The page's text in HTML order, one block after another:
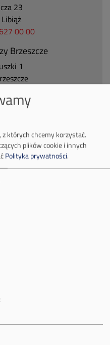
23
00 00
Brzeszcze
1
mediów:
sa.pl
56 02
7:00-15:00)
Węglowy
Brzeszcze
Janina
z których chcemy korzystać.
plików cookie i innych
Polityka prywatności.